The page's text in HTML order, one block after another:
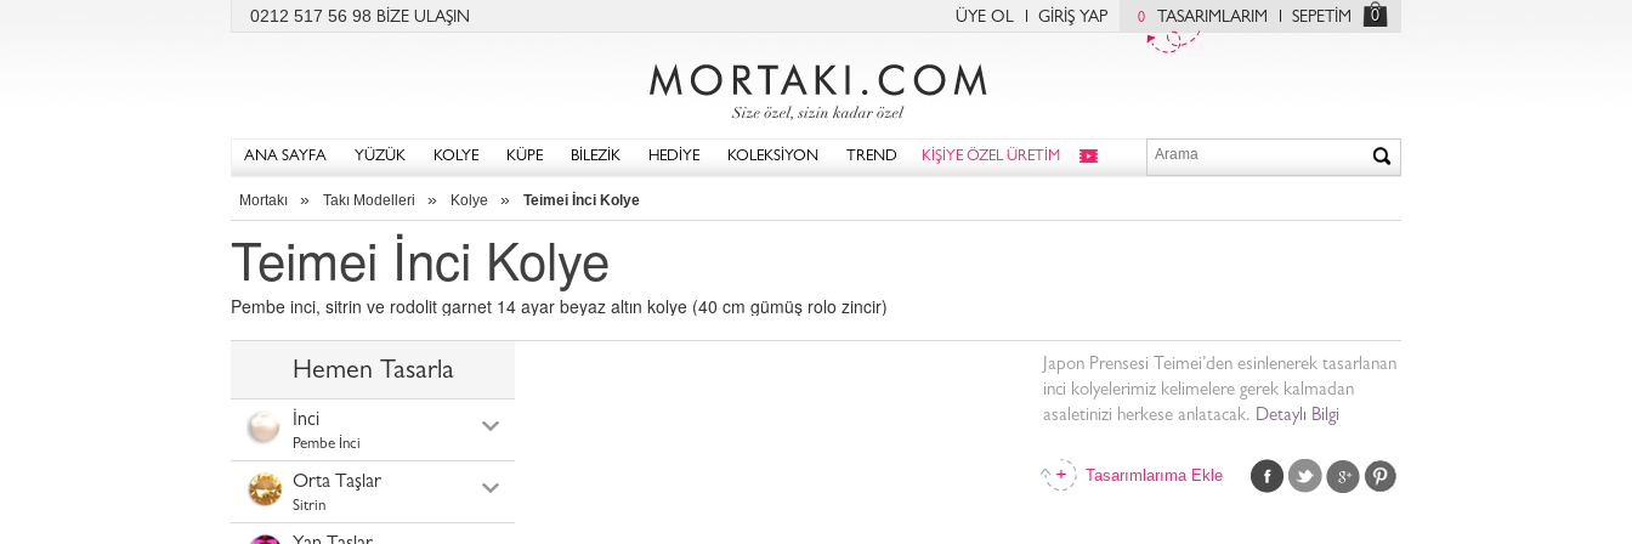
0212 517 56 98 BİZE ULAŞIN ÜYE OL GİRİŞ YAP 0 TASARIMLARIM SEPETİM 0
ANA SAYFA YÜZÜK KOLYE KÜPE BİLEZİK HEDİYE KOLEKSİYON TREND KİŞİYE ÖZEL ÜRETİM
Mortakı » Takı Modelleri » Kolye » Teimei İnci Kolye
Teimei İnci Kolye
Pembe inci, sitrin ve rodolit garnet 14 ayar beyaz altın kolye (40 cm gümüş rolo zincir)
Hemen Tasarla
İnci
Pembe İnci
Orta Taşlar
Sitrin
Japon Prensesi Teimei’den esinlenerek tasarlanan
inci kolyelerimiz kelimelere gerek kalmadan
asaletinizi herkese anlatacak. Detaylı Bilgi
Tasarımlarıma Ekle